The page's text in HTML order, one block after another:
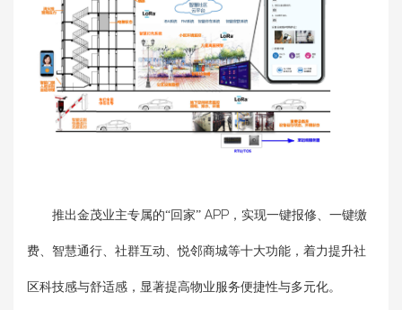
推出金茂业主专属的“回家” APP，实现一键报修、一键缴
费、智慧通行、社群互动、悦邻商城等十大功能，着力提升社
区科技感与舒适感，显著提高物业服务便捷性与多元化。